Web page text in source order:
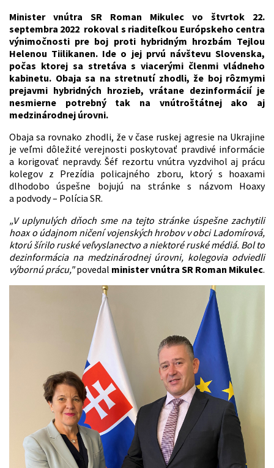
Minister vnútra SR Roman Mikulec vo štvrtok 22.
septembra 2022 rokoval s riaditeľkou Európskeho centra
výnimočnosti pre boj proti hybridným hrozbám Tejlou
Helenou Tiilikanen. Ide o jej prvú návštevu Slovenska,
počas ktorej sa stretáva s viacerými členmi vládneho
kabinetu. Obaja sa na stretnutí zhodli, že boj rôzmymi
prejavmi hybridných hrozieb, vrátane dezinformáciíje
nesmierne potrebný tak na vnútroštátnej ako aj
medzinárodnej úrovni.
Obaja sa rovnako zhodli, že v čase ruskej agresie na Ukrajine
je veľmi dôležité verejnosti poskytovať pravdivé informácie
a korigovať nepravdy. Šéf rezortu vnútra vyzdvihol aj prácu
kolegov z Prezídia policajného zboru, ktorý s hoaxami
dlhodobo úspešne bojujú na stránke s názvom Hoaxy
a podvody – Polícia SR.
„V uplynulých dňoch sme na tejto stránke úspešne zachytili
hoax o údajnom ničení vojenských hrobov v obci Ladomírová,
ktorú šírilo ruské veľvyslanectvo a niektoré ruské médiá. Bol to
dezinformácia na medzinárodnej úrovni, kolegovia odviedli
výbornú prácu,"povedal minister vnútra SR Roman Mikulec.